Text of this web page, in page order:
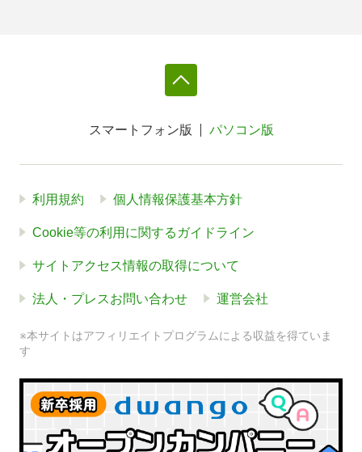
スマートフォン版 パソコン版
利用規約 個人情報保護基本方針
Cookie等の利用に関するガイドライン
サイトアクセス情報の取得について
法人・プレスお問い合わせ 運営会社
※本サイトはアフィリエイトプログラムによる収益を得ていま
す